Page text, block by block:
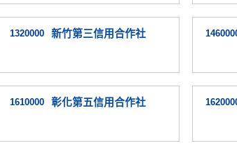
1320000 新竹第三信用合作社
1610000 彰化第五信用合作社